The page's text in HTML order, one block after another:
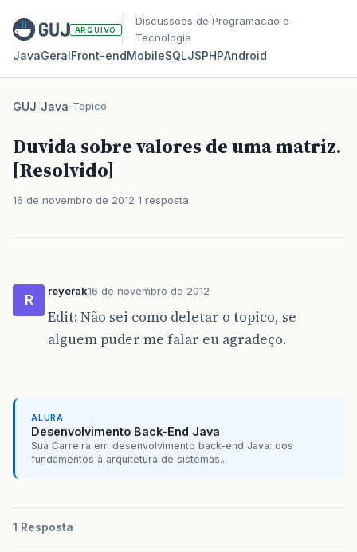
ARQUIVO
Discussoes de Programacao e
Tecnologia
JavaGeralFront‑endMobileSQLJSPHPAndroid
GUJ/Java/Topico
Duvida sobre valores de uma matriz.
[Resolvido]
16 de novembro de 2012 1 resposta
R
reyerak16 de novembro de 2012
Edit: Não sei como deletar o topico, se
alguem puder me falar eu agradeço.
ALURA
Desenvolvimento Back-End Java
Sua Carreira em desenvolvimento back-end Java: dos
fundamentos à arquitetura de sistemas...
1 Resposta